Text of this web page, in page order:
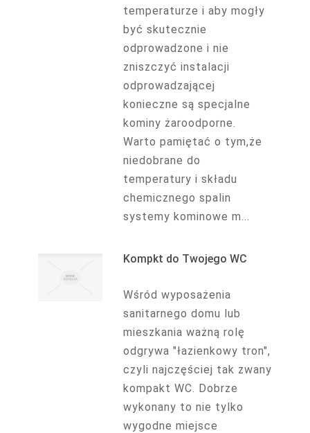
temperaturze i aby mogły
być skutecznie
odprowadzone i nie
zniszczyć instalacji
odprowadzającej
konieczne są specjalne
kominy żaroodporne.
Warto pamiętać o tym,że
niedobrane do
temperatury i składu
chemicznego spalin
systemy kominowe m...
Kompkt do Twojego WC
Wśród wyposażenia
sanitarnego domu lub
mieszkania ważną rolę
odgrywa "łazienkowy tron",
czyli najczęściej tak zwany
kompakt WC. Dobrze
wykonany to nie tylko
wygodne miejsce